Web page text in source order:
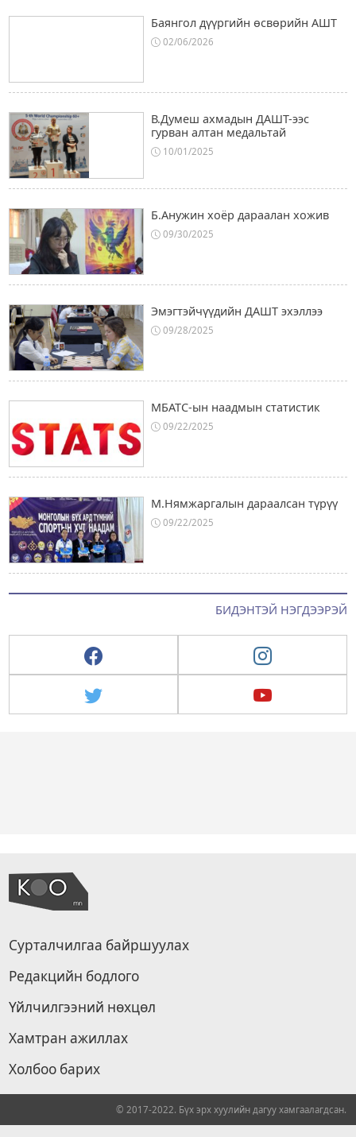
Баянгол дүүргийн өсвөрийн АШТ
02/06/2026
В.Думеш ахмадын ДАШТ-ээс
гурван алтан медальтай
10/01/2025
Б.Анужин хоёр дараалан хожив
09/30/2025
Эмэгтэйчүүдийн ДАШТ эхэллээ
09/28/2025
МБАТС-ын наадмын статистик
09/22/2025
М.Нямжаргалын дараалсан түрүү
09/22/2025
БИДЭНТЭЙ НЭГДЭЭРЭЙ
Сурталчилгаа байршуулах
Редакцийн бодлого
Үйлчилгээний нөхцөл
Хамтран ажиллах
Холбоо барих
© 2017-2022. Бүх эрх хуулийн дагуу хамгаалагдсан.